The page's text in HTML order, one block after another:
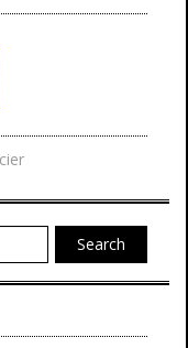
Search